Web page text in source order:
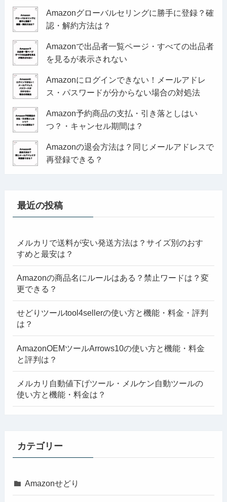
Amazonグローバルセリングに勝手に登録？確
認・解約方法は？
Amazonで出品者一覧ページ・すべての出品者
を見るが表示されない
Amazonにログインできない！メールアドレ
ス・パスワードが分からない場合の対処法
Amazon予約商品の支払・引き落としはい
つ？・キャンセル期間は？
Amazonの退会方法は？同じメールアドレスで
再登録できる？
最近の投稿
メルカリで送料が安い発送方法は？サイズ別のおす
すめと最安は？
Amazonの商品名にルールはある？禁止ワードは？変
更できる？
せどりツールtool4sellerの使い方と機能・料金・評判
は？
AmazonOEMツールArrows10の使い方と機能・料金
と評判は？
メルカリ自動値下げツール・メルケン自動ツールの
使い方と機能・料金は？
カテゴリー
Amazonせどり